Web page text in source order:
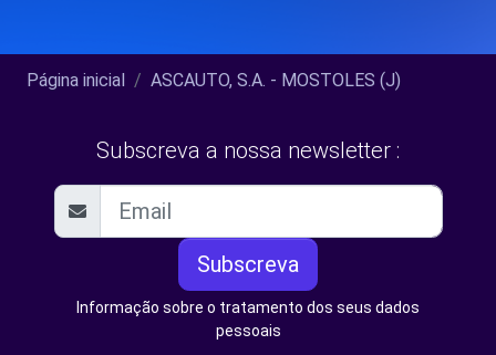
Página inicial ASCAUTO, S.A. - MOSTOLES (J)
Subscreva a nossa newsletter :
Subscreva
Informação sobre o tratamento dos seus dados
pessoais